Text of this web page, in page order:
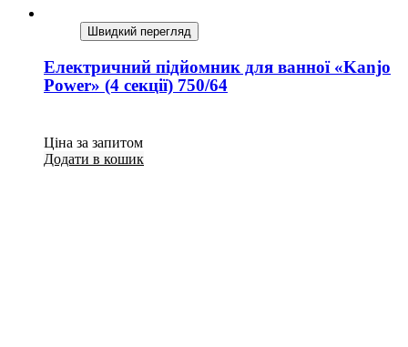
Швидкий перегляд
Електричний підйомник для ванної «Kanjo
Power» (4 секції) 750/64
Ціна за запитом
Додати в кошик